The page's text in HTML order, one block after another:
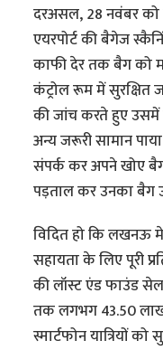
दरअसल, 28 नवंबर को
एयरपोर्ट की बैगेज
काफी देर तक बैग को
कंट्रोल रूम में सुरक्षित
की जांच करते हुए उसमें
अन्य जरूरी सामान
संपर्क कर अपने खोए
पड़ताल कर उनका बैग
विदित हो कि लखनऊ
सहायता के लिए पूरी
की लॉस्ट एंड फाउंड
तक लगभग 43.50
स्मार्टफोन यात्रियों को